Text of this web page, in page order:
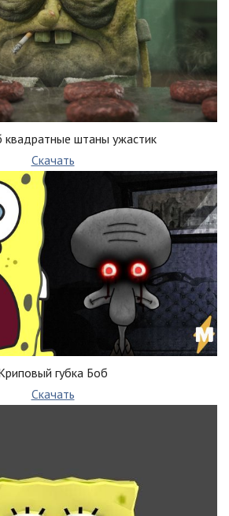
квадратные штаны ужастик
Скачать
губка Боб
Скачать